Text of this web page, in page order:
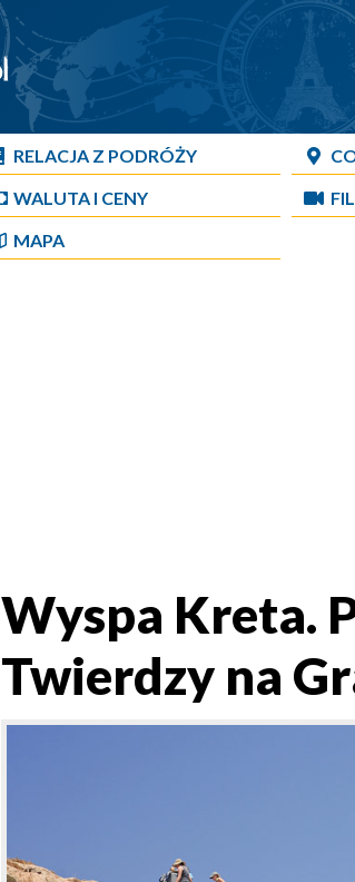
RELACJA Z PODRÓŻY
WALUTA I CENY
MAPA
Wyspa Kreta.
Twierdzy na